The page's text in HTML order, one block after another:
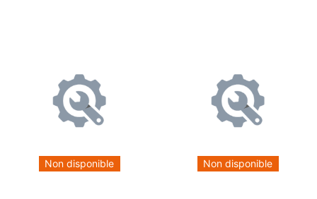
Non disponible Non disponible